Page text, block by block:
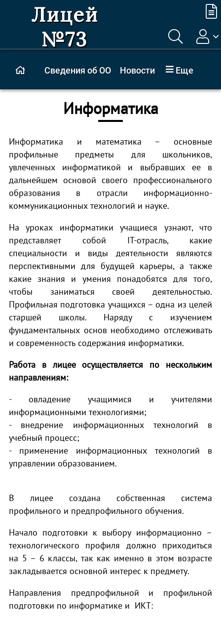
Лицей
№73
Сведения об ОО Новости Еще
Информатика
Информатика и математика – основные
профильные предметы для школьников,
увлеченных информатикой и выбравших ее в
дальнейшем основой своего профессионального
образования в отрасли информационно-
коммуникационных технологий и науке.
На уроках информатики учащиеся узнают, что
представляет собой IT-отрасль, какие
специальности и виды деятельности являются
перспективными для будущей карьеры, а также
какие знания и умения понадобятся для того,
чтобы заниматься своей деятельностью.
Профильная подготовка учащихся – одна из целей
старшей школы. Наряду с изучением
фундаментальных основ необходимо отслеживать
и современность содержания информатики.
Работа в лицее осуществляется по нескольким
направлениям:
- овладение учащимися и учителями
информационными технологиями;
- внедрение информационных технологий в
учебный процесс;
- применение информационных технологий в
управлении образованием.
В лицее создана собственная система
профильного и предпрофильного обучения.
Начало подготовки к выбору информационно –
технологического профиля должно приходиться
на 5 – 6 классы, так как именно в этом возрасте
закладывается основной интерес к предмету.
Направления предпрофильной и профильной
подготовки по информатике и ИКТ: